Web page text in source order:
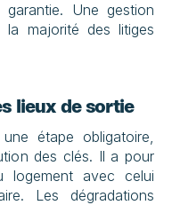
Une gestion
majorité des litiges
lieux de sortie
étape obligatoire,
des clés. Il a pour
logement avec celui
Les dégradations